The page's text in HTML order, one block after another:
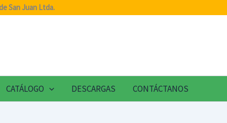
San Juan Ltda.
CATÁLOGO DESCARGAS CONTÁCTANOS